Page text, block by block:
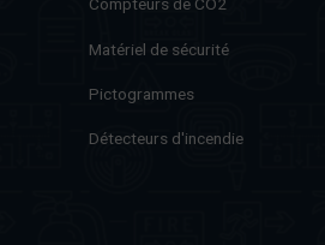
Compteurs de CO2
Matériel de sécurité
Pictogrammes
Détecteurs d'incendie